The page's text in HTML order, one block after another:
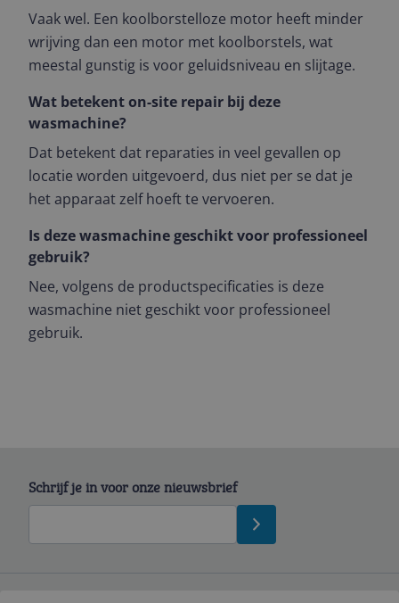
Vaak wel. Een koolborstelloze motor heeft minder
wrijving dan een motor met koolborstels, wat
meestal gunstig is voor geluidsniveau en slijtage.
Wat betekent on-site repair bij deze
wasmachine?
Dat betekent dat reparaties in veel gevallen op
locatie worden uitgevoerd, dus niet per se dat je
het apparaat zelf hoeft te vervoeren.
Is deze wasmachine geschikt voor professioneel
gebruik?
Nee, volgens de productspecificaties is deze
wasmachine niet geschikt voor professioneel
gebruik.
Schrijf je in voor onze nieuwsbrief